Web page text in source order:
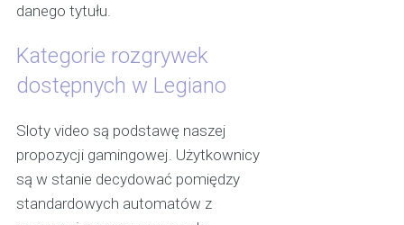
danego tytułu.
Kategorie rozgrywek
dostępnych w Legiano
Sloty video są podstawę naszej
propozycji gamingowej. Użytkownicy
są w stanie decydować pomiędzy
standardowych automatów z